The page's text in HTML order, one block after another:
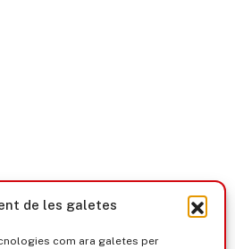
de les galetes
com ara galetes per